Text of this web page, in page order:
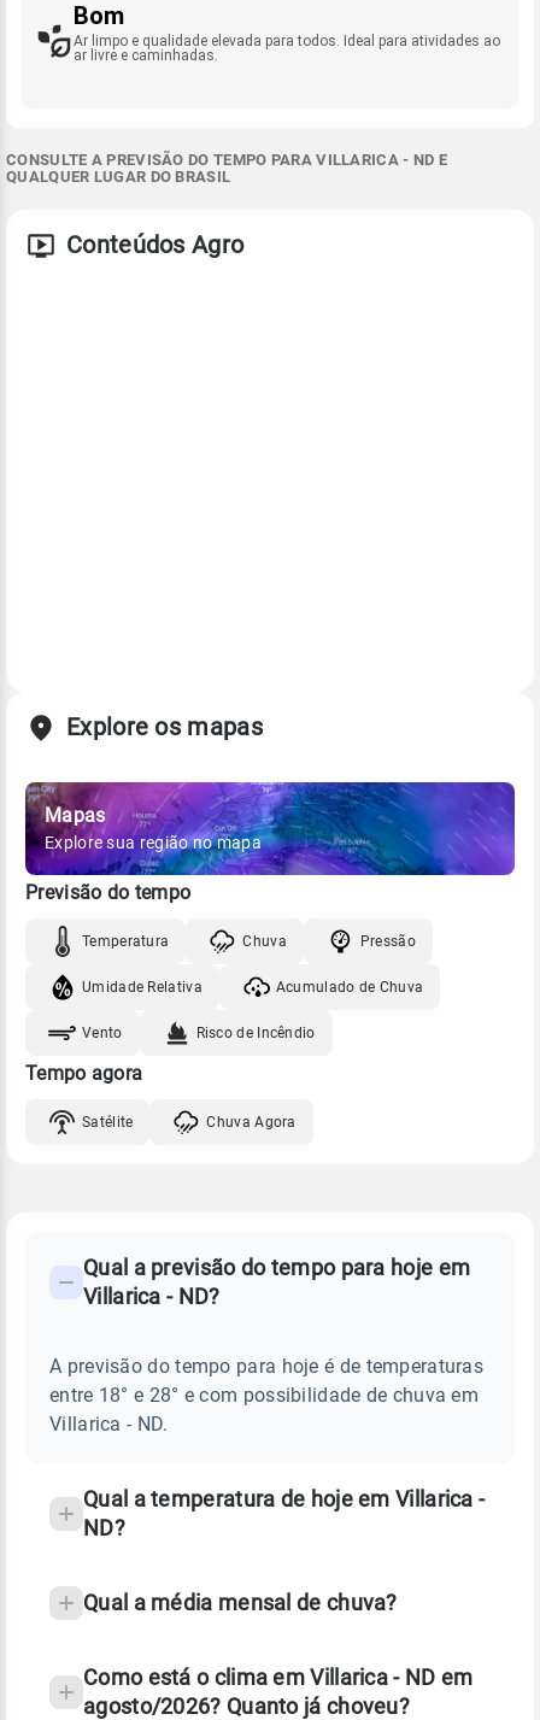
Bom
Ar limpo e qualidade elevada para todos. Ideal para atividades ao
ar livre e caminhadas.
CONSULTE A PREVISÃO DO TEMPO PARA VILLARICA - ND E
QUALQUER LUGAR DO BRASIL
Conteúdos Agro
Explore os mapas
Mapas
Explore sua região no mapa
Previsão do tempo
Temperatura Chuva Pressão
Umidade Relativa Acumulado de Chuva
Vento Risco de Incêndio
Tempo agora
Satélite Chuva Agora
PREVISÃO
TEMPO
VILLARICA
Perguntas
sobre
chuva
Qual a previsão do tempo para hoje em
Villarica - ND?
A previsão do tempo para hoje é de temperaturas
entre 18° e 28° e com possibilidade de chuva em
Villarica - ND.
Qual a temperatura de hoje em Villarica -
ND?
Qual a média mensal de chuva?
Como está o clima em Villarica - ND em
agosto/2026? Quanto já choveu?